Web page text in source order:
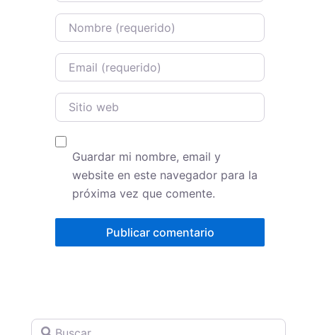
Name
Email
Sitio web
Guardar mi nombre, email y
website en este navegador para la
próxima vez que comente.
Buscar